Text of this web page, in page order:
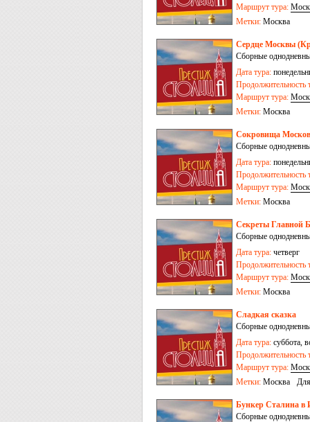
Маршрут тура:
Метки: Москва
Сердце Москвы
Сборные
Дата тура:
Продолжительность
Маршрут тура:
Метки: Москва
Сокровища
Сборные
Дата тура:
Продолжительность
Маршрут тура:
Метки: Москва
Секреты Главной
Сборные
Дата тура: четверг
Продолжительность
Маршрут тура:
Метки: Москва
Сладкая сказка
Сборные
Дата тура: суббота,
Продолжительность
Маршрут тура:
Метки: Москва
Бункер Сталина в
Сборные